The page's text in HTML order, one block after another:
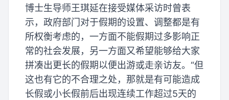
博士生导师王琪延在接受媒体采访时曾表
示，政府部门对于假期的设置、调整都是有
所权衡考虑的，一方面不能假期过多影响正
常的社会发展，另一方面又希望能够给大家
拼凑出更长的假期以便出游或走亲访友。“但
这也有它的不合理之处，那就是有可能造成
长假或小长假前后出现连续工作超过5天的